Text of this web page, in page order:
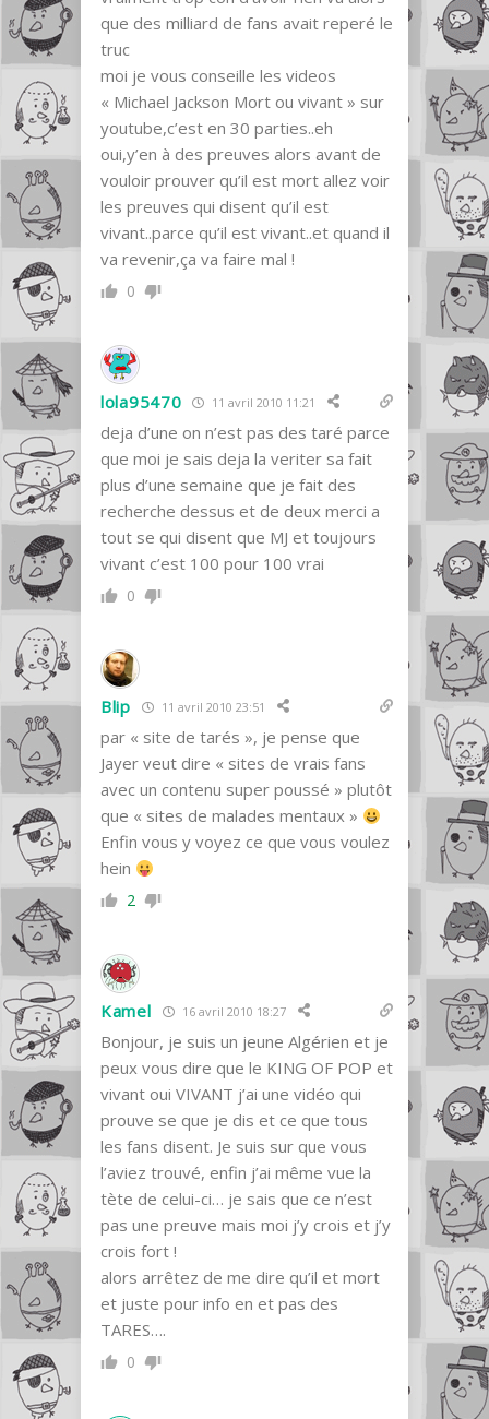
que des milliard de fans avait reperé le
truc
moi je vous conseille les videos
« Michael Jackson Mort ou vivant » sur
youtube,c’est en 30 parties..eh
oui,y’en à des preuves alors avant de
vouloir prouver qu’il est mort allez voir
les preuves qui disent qu’il est
vivant..parce qu’il est vivant..et quand il
va revenir,ça va faire mal !
0
lola95470 11 avril 2010 11:21
deja d’une on n’est pas des taré parce
que moi je sais deja la veriter sa fait
plus d’une semaine que je fait des
recherche dessus et de deux merci a
tout se qui disent que MJ et toujours
vivant c’est 100 pour 100 vrai
0
Blip 11 avril 2010 23:51
par « site de tarés », je pense que
Jayer veut dire « sites de vrais fans
avec un contenu super poussé » plutôt
que « sites de malades mentaux »
Enfin vous y voyez ce que vous voulez
hein
2
Kamel 16 avril 2010 18:27
Bonjour, je suis un jeune Algérien et je
peux vous dire que le KING OF POP et
vivant oui VIVANT j’ai une vidéo qui
prouve se que je dis et ce que tous
les fans disent. Je suis sur que vous
l’aviez trouvé, enfin j’ai même vue la
tète de celui-ci… je sais que ce n’est
pas une preuve mais moi j’y crois et j’y
crois fort !
alors arrêtez de me dire qu’il et mort
et juste pour info en et pas des
TARES….
0